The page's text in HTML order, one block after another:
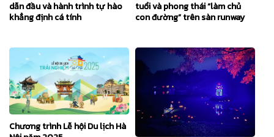
dẫn đầu và hành trình tự hào
khẳng định cá tính
tuổi và phong thái “làm chủ
con đường” trên sàn runway
Chương trình Lễ hội Du lịch Hà